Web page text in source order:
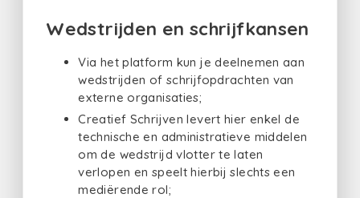
Wedstrijden en schrijfkansen
Via het platform kun je deelnemen aan
wedstrijden of schrijfopdrachten van
externe organisaties;
Creatief Schrijven levert hier enkel de
technische en administratieve middelen
om de wedstrijd vlotter te laten
verlopen en speelt hierbij slechts een
mediërende rol;